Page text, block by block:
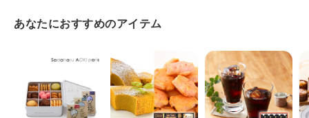
あなたにおすすめのアイテム